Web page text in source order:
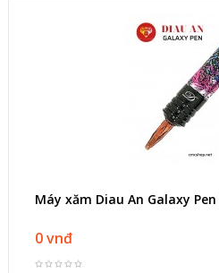
Máy xăm Diau An Galaxy
0 vnđ